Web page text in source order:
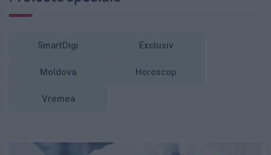
SmartDigi Exclusiv
Moldova Horoscop
Vremea